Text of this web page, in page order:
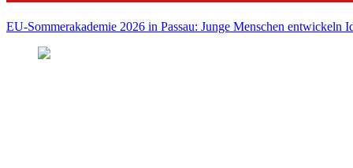
EU-Sommerakademie 2026 in Passau: Junge Menschen entwickeln